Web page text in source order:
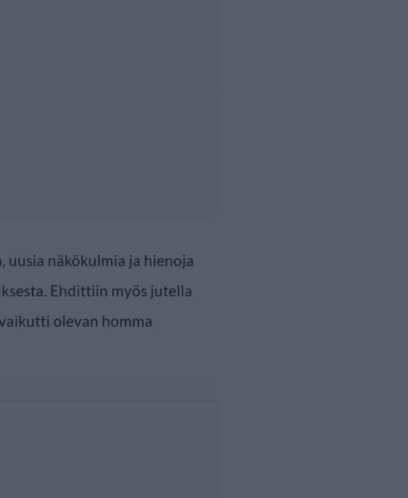
uusia näkökulmia ja hienoja
Ehdittiin myös jutella
olevan homma